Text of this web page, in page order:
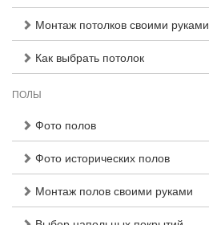
Монтаж потолков своими руками
Как выбрать потолок
ПОЛЫ
Фото полов
Фото исторических полов
Монтаж полов своими руками